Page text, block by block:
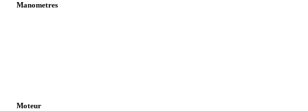
Manometres
Moteur